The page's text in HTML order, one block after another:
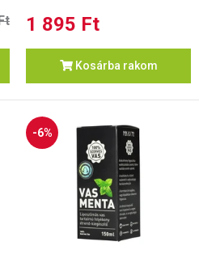
1 895 Ft
Kosárba rakom
-6%